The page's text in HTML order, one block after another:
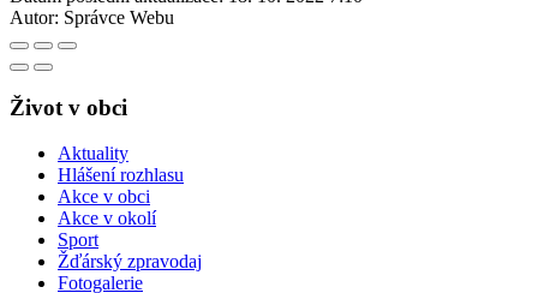
Autor: Správce Webu
Život v obci
Aktuality
Hlášení rozhlasu
Akce v obci
Akce v okolí
Sport
Žďárský zpravodaj
Fotogalerie